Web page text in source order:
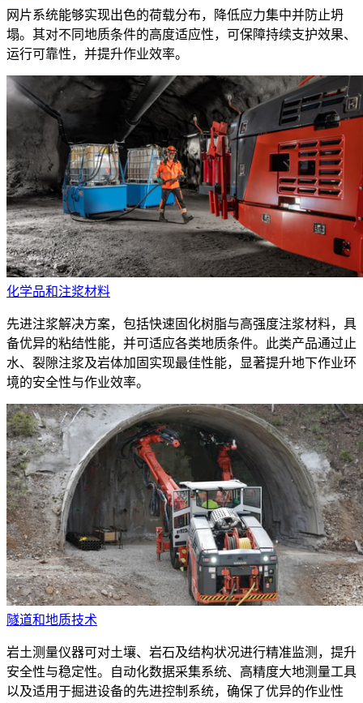
网片系统能够实现出色的荷载分布，降低应力集中并防止坍
塌。其对不同地质条件的高度适应性，可保障持续支护效果、
运行可靠性，并提升作业效率。
化学品和注浆材料
先进注浆解决方案，包括快速固化树脂与高强度注浆材料，具
备优异的粘结性能，并可适应各类地质条件。此类产品通过止
水、裂隙注浆及岩体加固实现最佳性能，显著提升地下作业环
境的安全性与作业效率。
隧道和地质技术
岩土测量仪器可对土壤、岩石及结构状况进行精准监测，提升
安全性与稳定性。自动化数据采集系统、高精度大地测量工具
以及适用于掘进设备的先进控制系统，确保了优异的作业性